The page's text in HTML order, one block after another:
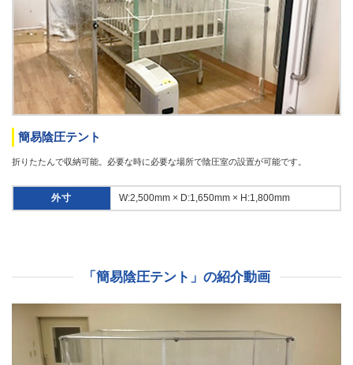
簡易陰圧テント
折りたたんで収納可能。必要な時に必要な場所で陰圧室の設置が可能です。
外寸 W:2,500mm × D:1,650mm × H:1,800mm
「簡易陰圧テント」の紹介動画